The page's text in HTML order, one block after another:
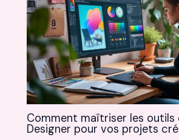
Comment maîtriser les outils
Designer pour vos projets